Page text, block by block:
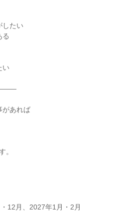
したい
る
い
があれば
。
12月、2027年1月・2月